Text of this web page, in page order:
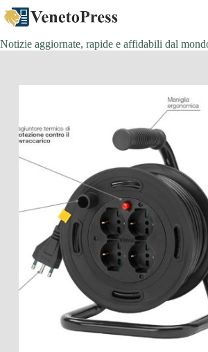
Salta
al
contenuto
Notizie aggiornate, rapide e affidabili dal